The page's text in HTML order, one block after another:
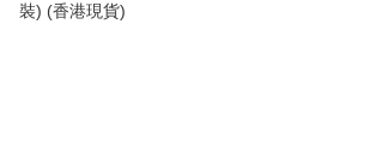
裝) (香港現貨)